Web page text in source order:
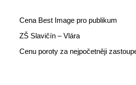
Cena Best Image pro publikum
ZŠ Slavičín – Vlára
Cenu poroty za nejpočetněji